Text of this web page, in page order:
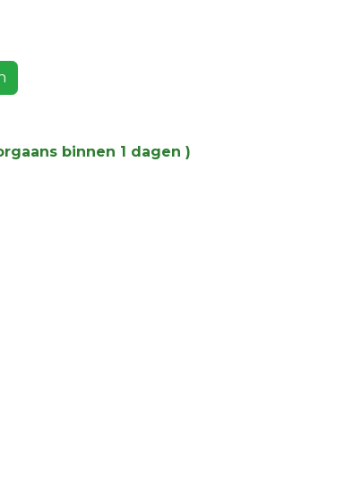
binnen 1 dagen )